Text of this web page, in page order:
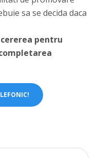
sa se decida daca
pentru